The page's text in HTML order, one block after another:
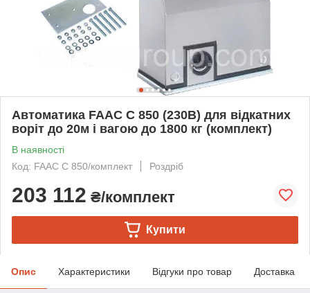
Автоматика FAAC C 850 (230B) для відкатних
воріт до 20м і вагою до 1800 кг (комплект)
В наявності
Код: FAAC C 850/комплект
Роздріб
203 112 ₴/комплект
Купити
Опис Характеристики Відгуки про товар Доставка